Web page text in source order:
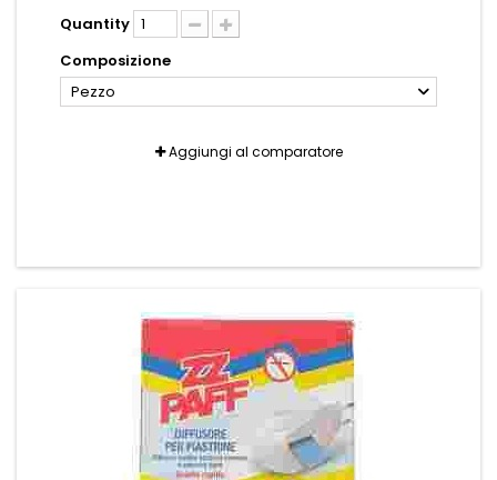
Quantity
Composizione
Pezzo
Aggiungi al comparatore